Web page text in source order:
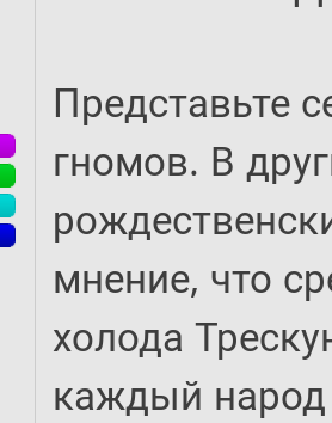
Представьте
гномов. В
мнение, что
холода
каждый народ